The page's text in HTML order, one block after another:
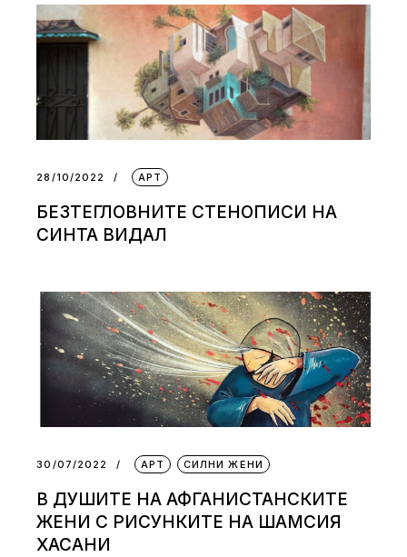
28/10/2022 АРТ
БЕЗТЕГЛОВНИТЕ СТЕНОПИСИ НА
СИНТА ВИДАЛ
30/07/2022 АРТ СИЛНИ ЖЕНИ
В ДУШИТЕ НА АФГАНИСТАНСКИТЕ
ЖЕНИ С РИСУНКИТЕ НА ШАМСИЯ
ХАСАНИ